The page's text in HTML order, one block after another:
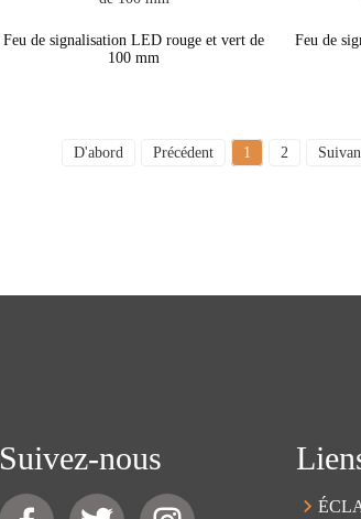
Feu de signalisation LED rouge et vert de
100 mm
Feu de
D'abord Précédent 1 2
Suivez-nous